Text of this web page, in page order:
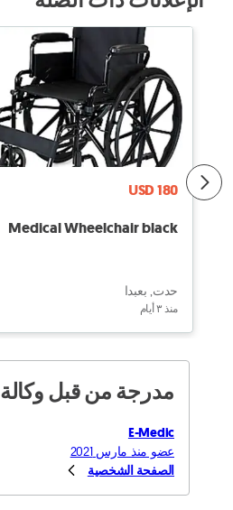
USD 180
Medical Wheelchair black
حدت, بعبدا
منذ ٣ أيام
مدرجة من قبل وكالة
E-Medic
عضو منذ مارس 2021
الصفحة الشخصية